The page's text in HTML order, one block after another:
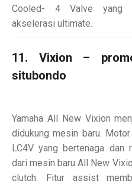
Cooled- 4 Valve yang
akselerasi ultimate.
11. Vixion –
situbondo
Yamaha All New Vixion
didukung mesin baru.
LC4V yang bertenaga dan
dari mesin baru All New
clutch. Fitur assist